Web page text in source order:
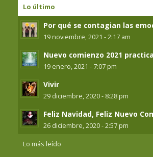
Lo último
Por qué se contagian las
19 noviembre, 2021 - 2:17 am
Nuevo comienzo 2021
19 enero, 2021 - 7:07 pm
Vivir
29 diciembre, 2020 - 8:28 pm
Feliz Navidad, Feliz Nuevo
26 diciembre, 2020 - 2:57 pm
Lo más leído